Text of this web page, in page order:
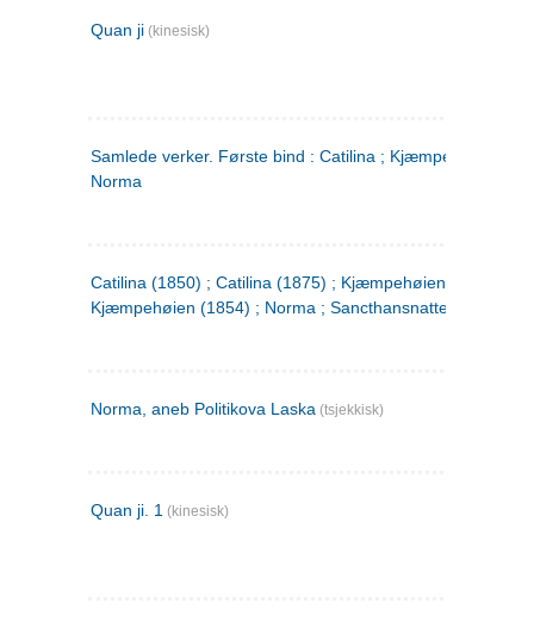
Quan ji (kinesisk)
Samlede verker. Første bind : Catilina ; Kjæmpehøien ;
Norma
Catilina (1850) ; Catilina (1875) ; Kjæmpehøien (1850) ;
Kjæmpehøien (1854) ; Norma ; Sancthansnatten
Norma, aneb Politikova Laska (tsjekkisk)
Quan ji. 1 (kinesisk)